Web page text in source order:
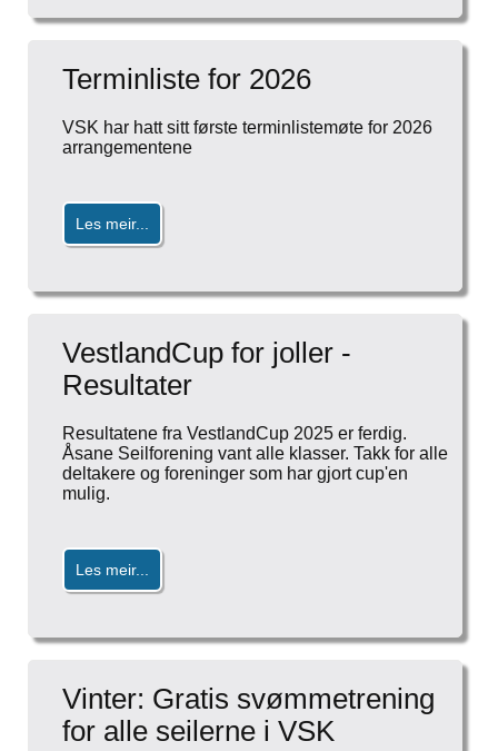
Terminliste for 2026
VSK har hatt sitt første terminlistemøte for 2026
arrangementene
Les meir...
VestlandCup for joller -
Resultater
Resultatene fra VestlandCup 2025 er ferdig.
Åsane Seilforening vant alle klasser. Takk for alle
deltakere og foreninger som har gjort cup'en
mulig.
Les meir...
Vinter: Gratis svømmetrening
for alle seilerne i VSK